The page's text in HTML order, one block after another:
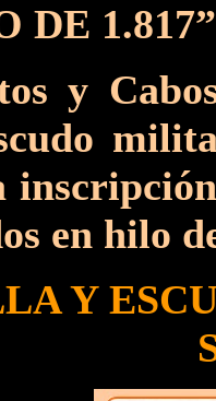
DE
y
en hilo
Y